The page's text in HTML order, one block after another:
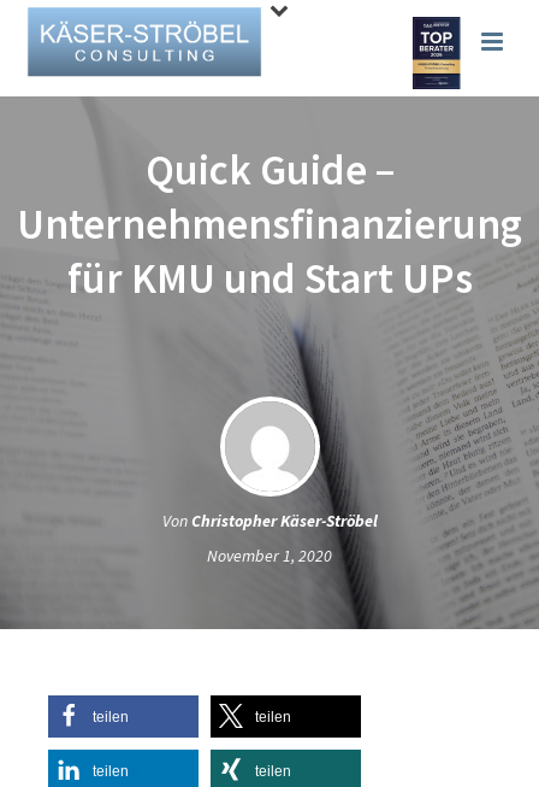
Quick Guide –
Unternehmensfinanzierung
für KMU und Start UPs
VonChristopher Käser-Ströbel
November 1, 2020
teilen teilen
teilen teilen